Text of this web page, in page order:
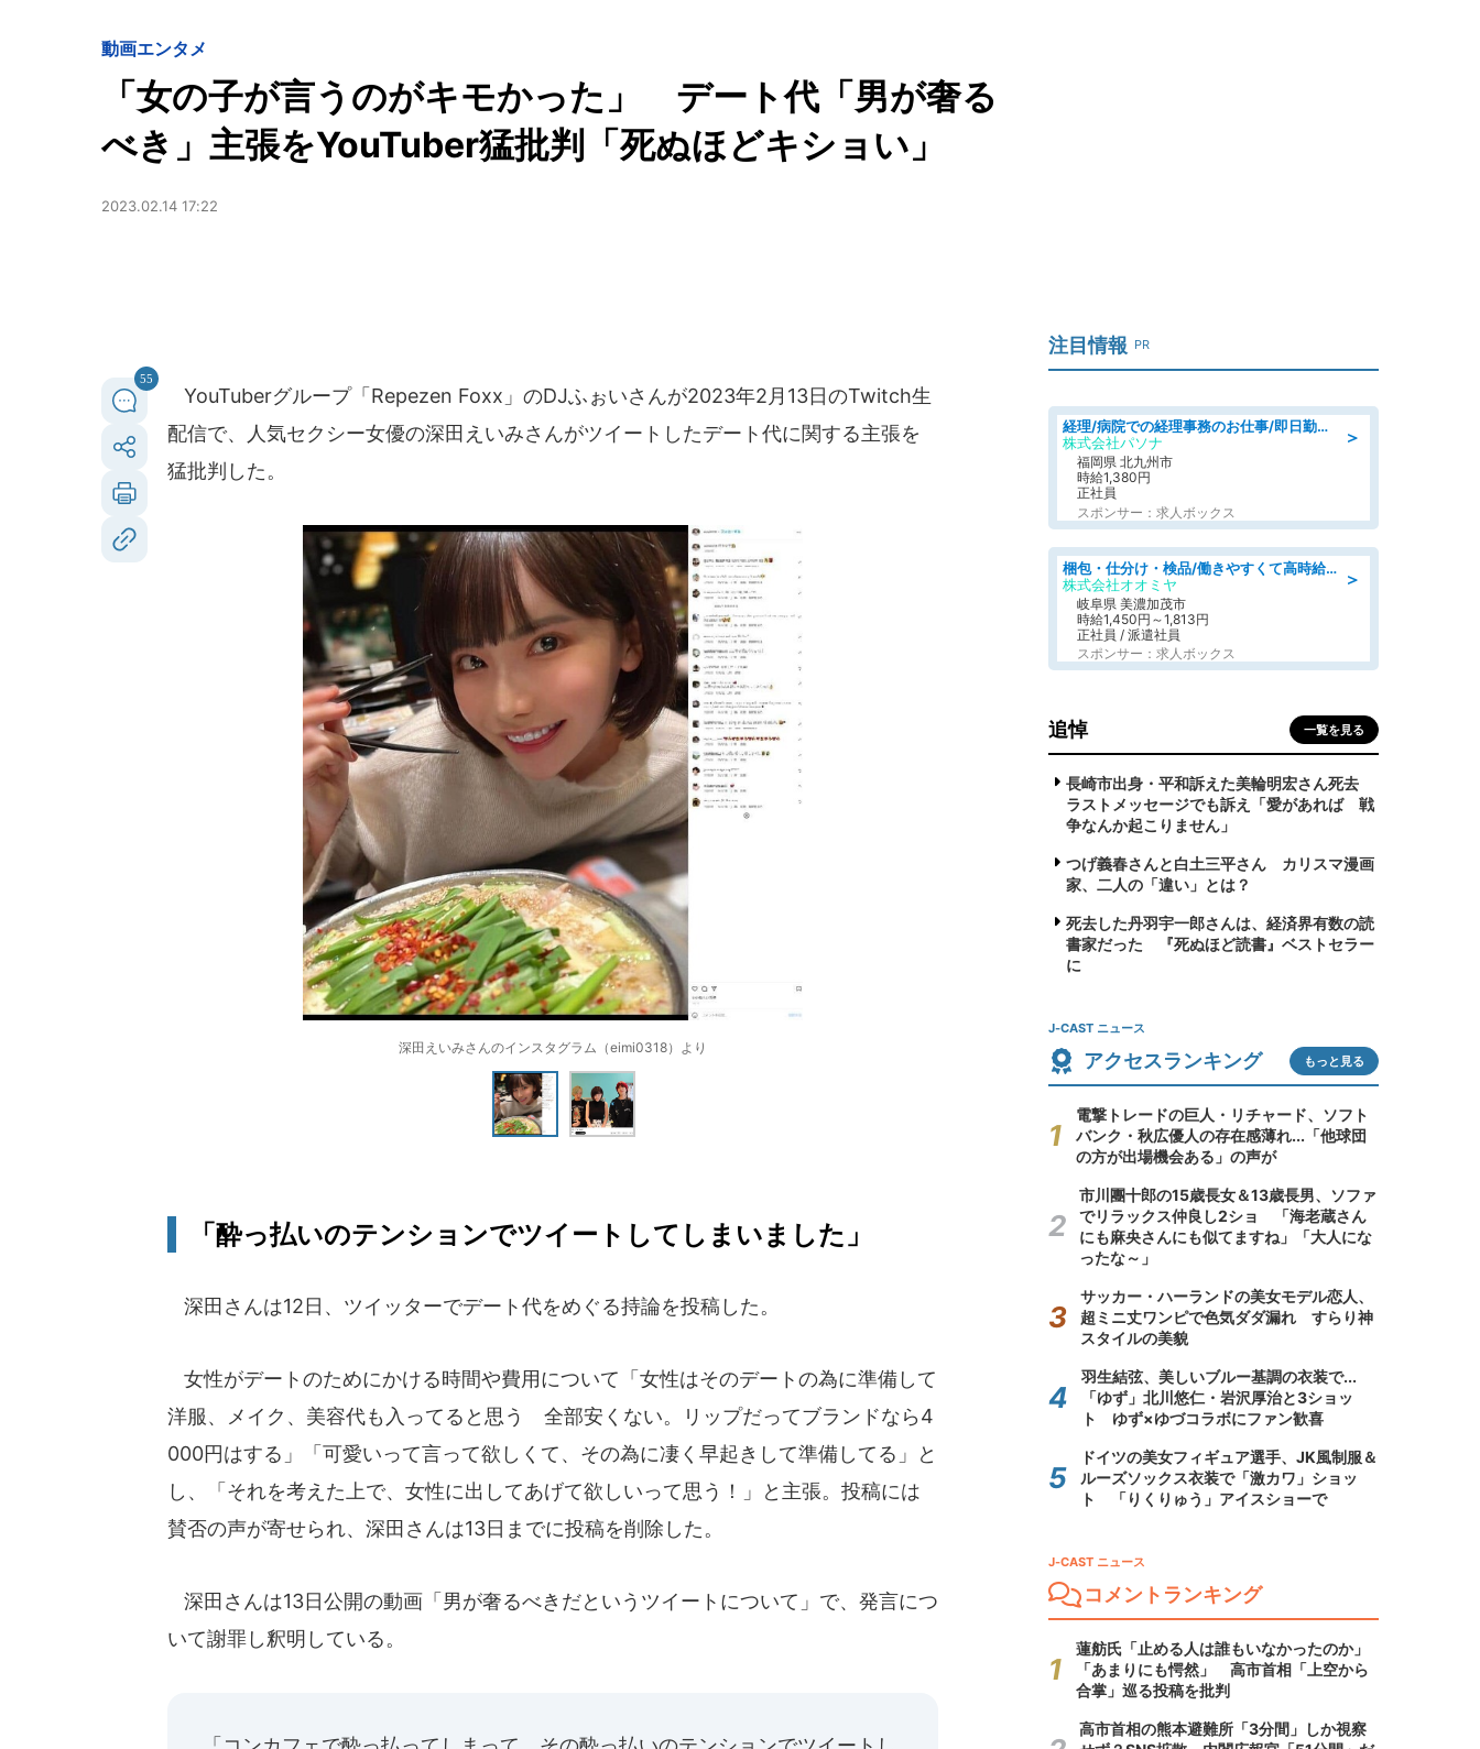
動画エンタメ
「女の子が言うのがキモかった」 デート代「男が奢る
べき」主張をYouTuber猛批判「死ぬほどキショい」
2023.02.14 17:22
55
YouTuberグループ「Repezen Foxx」のDJふぉいさんが2023年2月13日のTwitch生
配信で、人気セクシー女優の深田えいみさんがツイートしたデート代に関する主張を
猛批判した。
深田えいみさんのインスタグラム（eimi0318）より
「酔っ払いのテンションでツイートしてしまいました」
深田さんは12日、ツイッターでデート代をめぐる持論を投稿した。
女性がデートのためにかける時間や費用について「女性はそのデートの為に準備して
洋服、メイク、美容代も入ってると思う 全部安くない。リップだってブランドなら4
000円はする」「可愛いって言って欲しくて、その為に凄く早起きして準備してる」と
し、「それを考えた上で、女性に出してあげて欲しいって思う！」と主張。投稿には
賛否の声が寄せられ、深田さんは13日までに投稿を削除した。
深田さんは13日公開の動画「男が奢るべきだというツイートについて」で、発言につ
いて謝罪し釈明している。
注目情報 PR
＞
経理/病院での経理事務のお仕事/即日勤務可/車通勤可/経理/一般事務
株式会社パソナ
福岡県 北九州市
時給1,380円
正社員
スポンサー：求人ボックス
＞
梱包・仕分け・検品/働きやすくて高時給の仕分け作業長期休暇充実/残業なし
株式会社オオミヤ
岐阜県 美濃加茂市
時給1,450円～1,813円
正社員 / 派遣社員
スポンサー：求人ボックス
追悼 一覧を見る
長崎市出身・平和訴えた美輪明宏さん死去
ラストメッセージでも訴え「愛があれば 戦
争なんか起こりません」
つげ義春さんと白土三平さん カリスマ漫画
家、二人の「違い」とは？
死去した丹羽宇一郎さんは、経済界有数の読
書家だった 『死ぬほど読書』ベストセラー
に
J-CAST ニュース
アクセスランキング もっと見る
電撃トレードの巨人・リチャード、ソフト
バンク・秋広優人の存在感薄れ...「他球団
の方が出場機会ある」の声が
市川團十郎の15歳長女＆13歳長男、ソファ
でリラックス仲良し2ショ 「海老蔵さん
にも麻央さんにも似てますね」「大人にな
ったな～」
サッカー・ハーランドの美女モデル恋人、
超ミニ丈ワンピで色気ダダ漏れ すらり神
スタイルの美貌
羽生結弦、美しいブルー基調の衣装で...
「ゆず」北川悠仁・岩沢厚治と3ショッ
ト ゆず×ゆづコラボにファン歓喜
ドイツの美女フィギュア選手、JK風制服＆
ルーズソックス衣装で「激カワ」ショッ
ト 「りくりゅう」アイスショーで
J-CAST ニュース
コメントランキング
蓮舫氏「止める人は誰もいなかったのか」
「あまりにも愕然」 高市首相「上空から
合掌」巡る投稿を批判
高市首相の熊本避難所「3分間」しか視察